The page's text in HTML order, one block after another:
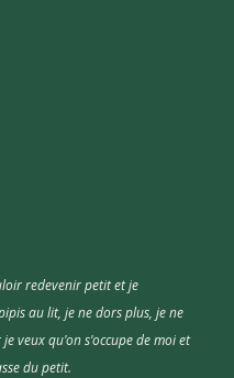
redevenir petit et je
au lit, je ne dors plus, je ne
veux qu'on s'occupe de moi et
du petit.